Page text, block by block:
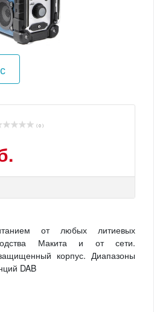
( 0 )
от любых литиевых
Макита и от сети.
корпус. Диапазоны
DAB